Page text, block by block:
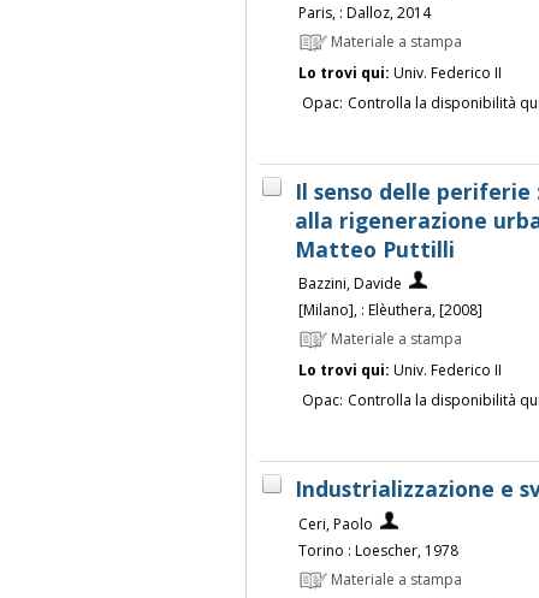
Paris, : Dalloz, 2014
Materiale a stampa
Lo trovi qui: Univ. Federico II
Opac: Controlla la disponibilità
Il senso delle
alla rigenerazione
Matteo Puttilli
Bazzini, Davide
[Milano], : Elèuthera, [2008]
Materiale a stampa
Lo trovi qui: Univ. Federico II
Opac: Controlla la disponibilità
Industrializzazione e
Ceri, Paolo
Torino : Loescher, 1978
Materiale a stampa